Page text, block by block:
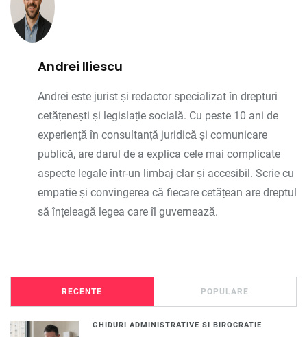
Andrei Iliescu
Andrei este jurist și redactor specializat în drepturi
cetățenești și legislație socială. Cu peste 10 ani de
experiență în consultanță juridică și comunicare
publică, are darul de a explica cele mai complicate
aspecte legale într-un limbaj clar și accesibil. Scrie cu
empatie și convingerea că fiecare cetățean are dreptul
să înțeleagă legea care îl guvernează.
RECENTE POPULARE
GHIDURI ADMINISTRATIVE SI BIROCRATIE